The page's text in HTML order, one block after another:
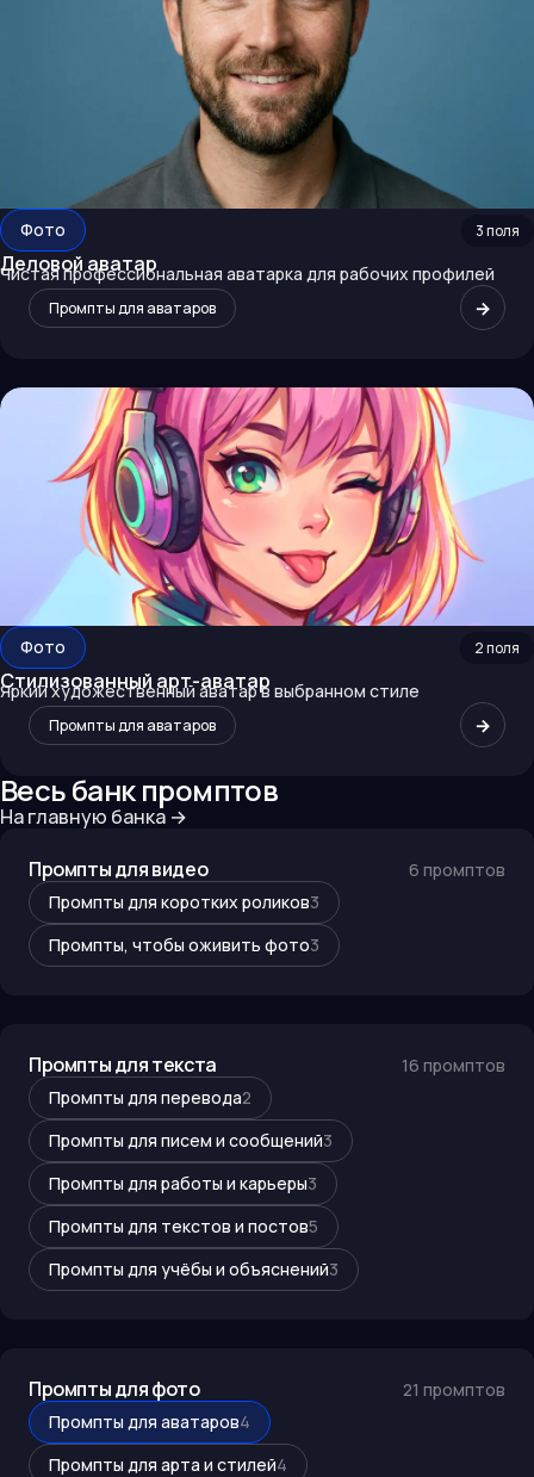
Фото 3поля
Деловой аватар
Чистая профессиональная аватарка для рабочих профилей
Промпты для аватаров →
Фото 2поля
Стилизованный арт-аватар
Яркий художественный аватар в выбранном стиле
Промпты для аватаров →
Весь банк промптов
На главную банка →
Промпты для видео
6 промптов
Промпты для коротких роликов3
Промпты, чтобы оживить фото3
Промпты для текста 16 промптов
Промпты для перевода2
Промпты для писем и сообщений3
Промпты для работы и карьеры3
Промпты для текстов и постов5
Промпты для учёбы и объяснений3
Промпты для фото 21 промптов
Промпты для аватаров4
Промпты для арта и стилей4